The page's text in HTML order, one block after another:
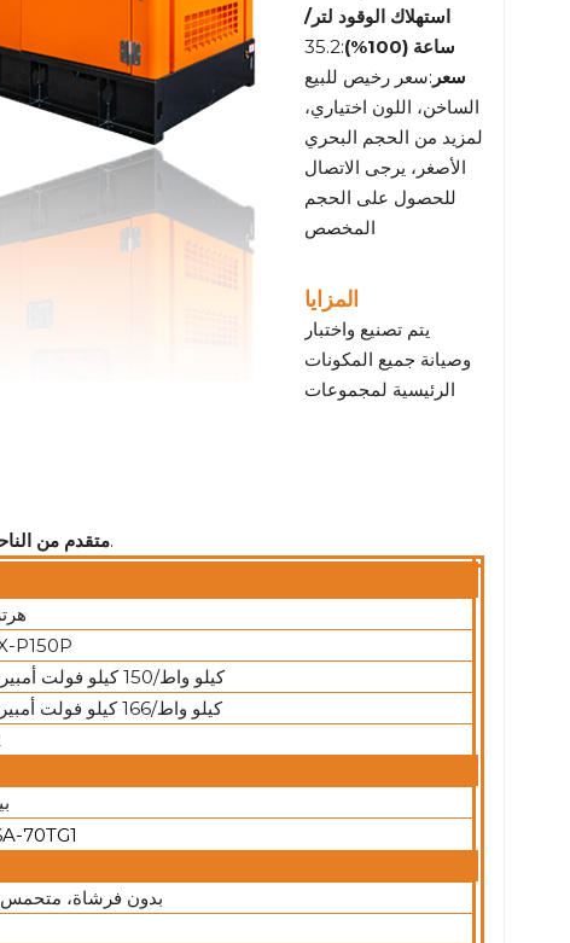
استهلاك الوقود لتر/
ساعة (100%)
:35.2
سعر :سعر رخيص للبيع
الساخن، اللون اختياري،
لمزيد من الحجم البحري
الأصغر، يرجى الاتصال
للحصول على الحجم
المخصص
المزايا
يتم تصنيع واختبار
وصيانة جميع المكونات
الرئيسية لمجموعات
متقدم من:تم تصميمه مع وضع الاستدامة والانبعاثات المنخفضة في الاعتبار.
60
P150P
120 كيلو واط/150 كيلو فولت أمبير
132 كيلو واط/166 كيلو فولت أمبير
70TG1
بدون فرشاة، متحمس